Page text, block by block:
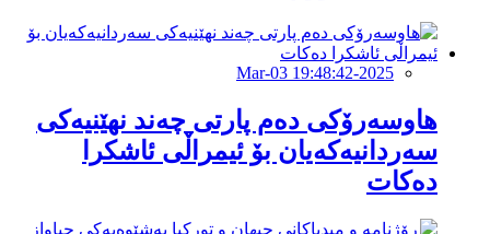
2025-Mar-03 19:48:42
هاوسەرۆکی دەم پارتی چەند نهێنیەکی
سەردانیەکەیان بۆ ئیمراڵی ئاشکرا
دەکات